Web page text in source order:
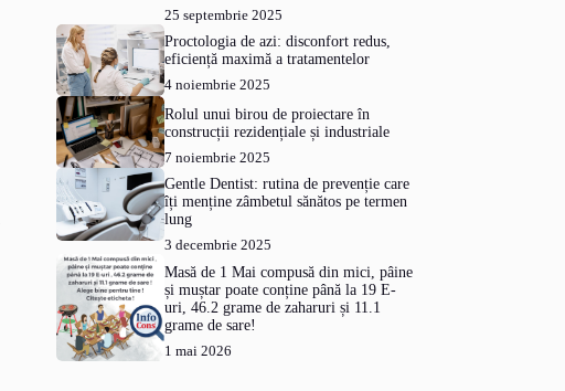
25 septembrie 2025
Proctologia de azi: disconfort redus,
eficiență maximă a tratamentelor
4 noiembrie 2025
Rolul unui birou de proiectare în
construcții rezidențiale și industriale
7 noiembrie 2025
Gentle Dentist: rutina de prevenție care
îți menține zâmbetul sănătos pe termen
lung
3 decembrie 2025
Masă de 1 Mai compusă din mici, pâine
și muștar poate conține până la 19 E-
uri, 46.2 grame de zaharuri și 11.1
grame de sare!
1 mai 2026